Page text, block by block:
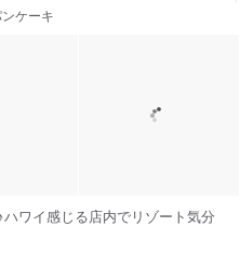
ケーキ
ワイ感じる店内でリゾート気分